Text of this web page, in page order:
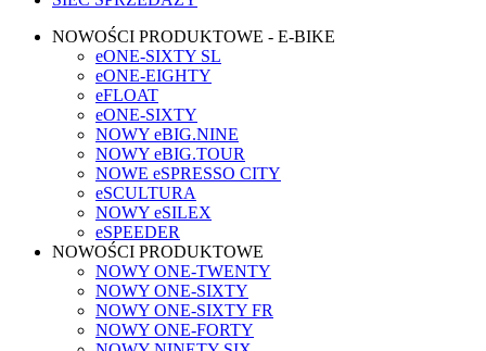
NOWOŚCI PRODUKTOWE - E-BIKE
eONE-SIXTY SL
eONE-EIGHTY
eFLOAT
eONE-SIXTY
NOWY eBIG.NINE
NOWY eBIG.TOUR
NOWE eSPRESSO CITY
eSCULTURA
NOWY eSILEX
eSPEEDER
NOWOŚCI PRODUKTOWE
NOWY ONE-TWENTY
NOWY ONE-SIXTY
NOWY ONE-SIXTY FR
NOWY ONE-FORTY